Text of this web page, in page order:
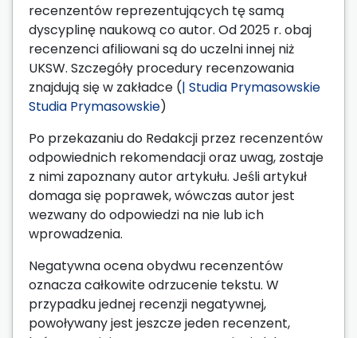
recenzentów reprezentujących tę samą
dyscyplinę naukową co autor. Od 2025 r. obaj
recenzenci afiliowani są do uczelni innej niż
UKSW. Szczegóły procedury recenzowania
znajdują się w zakładce (| Studia Prymasowskie
Studia Prymasowskie)
Po przekazaniu do Redakcji przez recenzentów
odpowiednich rekomendacji oraz uwag, zostaje
z nimi zapoznany autor artykułu. Jeśli artykuł
domaga się poprawek, wówczas autor jest
wezwany do odpowiedzi na nie lub ich
wprowadzenia.
Negatywna ocena obydwu recenzentów
oznacza całkowite odrzucenie tekstu. W
przypadku jednej recenzji negatywnej,
powoływany jest jeszcze jeden recenzent,